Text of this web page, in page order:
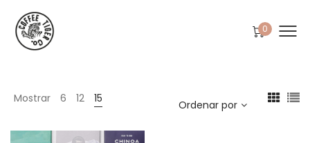
0
Mostrar 6 12 15 Ordenar por